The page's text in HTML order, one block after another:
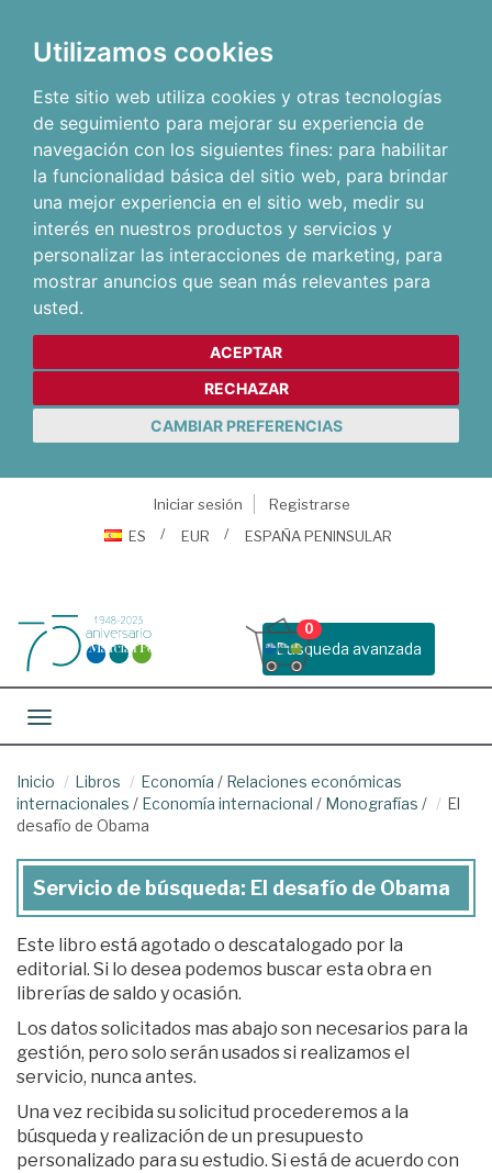
Utilizamos cookies
Este sitio web utiliza cookies y otras tecnologías
de seguimiento para mejorar su experiencia de
navegación con los siguientes fines: para habilitar
la funcionalidad básica del sitio web, para brindar
una mejor experiencia en el sitio web, medir su
interés en nuestros productos y servicios y
personalizar las interacciones de marketing, para
mostrar anuncios que sean más relevantes para
usted.
ACEPTAR
RECHAZAR
CAMBIAR PREFERENCIAS
Iniciar sesión
Registrarse
ES
EUR ESPAÑA PENINSULAR
Busqueda avanzada
0
Toggle navigation
Inicio Libros Economía / Relaciones económicas
internacionales / Economía internacional / Monografías /
El
desafío de Obama
Servicio de búsqueda: El desafío de Obama
Este libro está agotado o descatalogado por la
editorial. Si lo desea podemos buscar esta obra en
librerías de saldo y ocasión.
Los datos solicitados mas abajo son necesarios para la
gestión, pero solo serán usados si realizamos el
servicio, nunca antes.
Una vez recibida su solicitud procederemos a la
búsqueda y realización de un presupuesto
personalizado para su estudio. Si está de acuerdo con